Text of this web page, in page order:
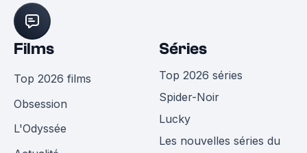
Films
Top 2026 films
Obsession
L'Odyssée
Séries
Top 2026 séries
Spider-Noir
Lucky
Les nouvelles séries du